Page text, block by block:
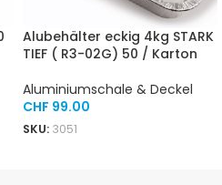
Alubehälter eckig 4kg STARK
TIEF ( R3-02G) 50 / Karton
Aluminiumschale & Deckel
CHF 99.00
SKU: 3051